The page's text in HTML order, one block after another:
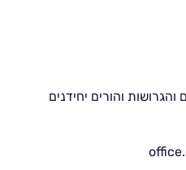
והורים יחידנים